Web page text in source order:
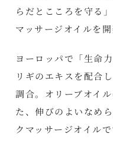
らだとこころを守る
マッサージオイルを開
ヨーロッパで「生命
リギのエキスを配合
調合。オリーブオイ
た、伸びのよいなめ
クマッサージオイルで